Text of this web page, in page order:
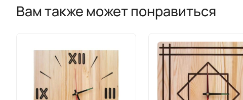
Вам также может понравиться